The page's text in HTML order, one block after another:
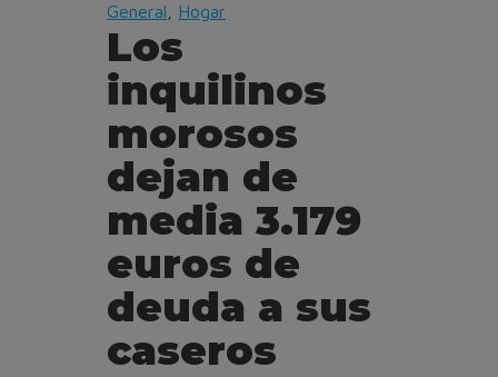
General Hogar
Los
inquilinos
morosos
dejan de
media 3.179
euros de
deuda a sus
caseros